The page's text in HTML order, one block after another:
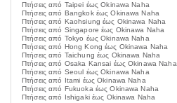
Πτήσεις από Taipei έως Okinawa Naha
Πτήσεις από Bangkok έως Okinawa Naha
Πτήσεις από Kaohsiung έως Okinawa Naha
Πτήσεις από Singapore έως Okinawa Naha
Πτήσεις από Tokyo έως Okinawa Naha
Πτήσεις από Hong Kong έως Okinawa Naha
Πτήσεις από Taichung έως Okinawa Naha
Πτήσεις από Osaka Kansai έως Okinawa Naha
Πτήσεις από Seoul έως Okinawa Naha
Πτήσεις από Itami έως Okinawa Naha
Πτήσεις από Fukuoka έως Okinawa Naha
Πτήσεις από Ishigaki έως Okinawa Naha